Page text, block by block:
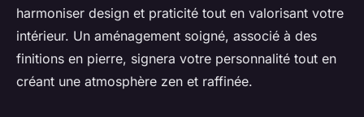
harmoniser design et praticité tout en valorisant votre
intérieur. Un aménagement soigné, associé à des
finitions en pierre, signera votre personnalité tout en
créant une atmosphère zen et raffinée.